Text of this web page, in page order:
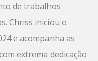
de trabalhos
Chriss iniciou o
e acompanha as
extrema dedicação